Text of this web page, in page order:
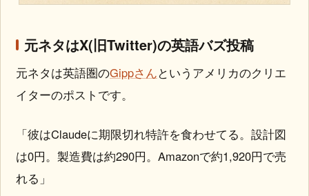
元ネタはX(旧Twitter)の英語バズ投稿
元ネタは英語圏のGippさんというアメリカのクリエ
イターのポストです。
「彼はClaudeに期限切れ特許を食わせてる。設計図
は0円。製造費は約290円。Amazonで約1,920円で売
れる」